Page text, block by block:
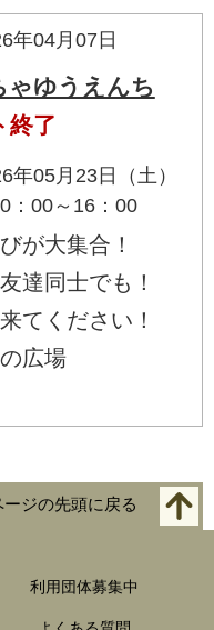
年04月07日
ゃゆうえんち
終了
年05月23日（土）
：00～16：00
が大集合！
達同士でも！
てください！
広場
ージの先頭に戻る
利用団体募集中